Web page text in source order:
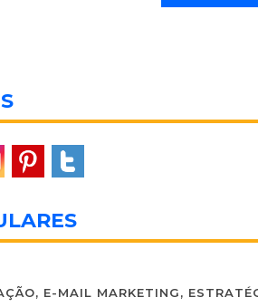
, E-MAIL MARKETING,